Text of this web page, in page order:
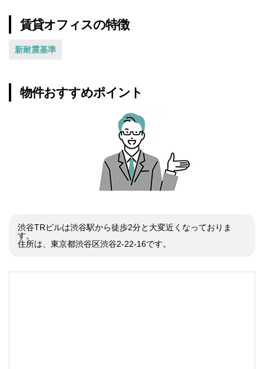
賃貸オフィスの特徴
新耐震基準
物件おすすめポイント
渋谷TRビルは渋谷駅から徒歩2分と大変近くなっておりま
す。
住所は、東京都渋谷区渋谷2-22-16です。